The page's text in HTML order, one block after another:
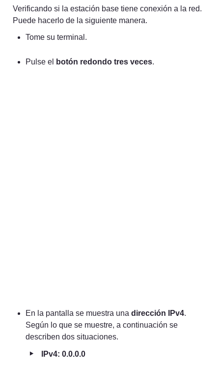
Verificando si la estación base tiene conexión a la red.
Puede hacerlo de la siguiente manera.
Tome su terminal.
Pulse el botón redondo tres veces.
En la pantalla se muestra una dirección IPv4.
Según lo que se muestre, a continuación se
describen dos situaciones.
‣ IPv4: 0.0.0.0